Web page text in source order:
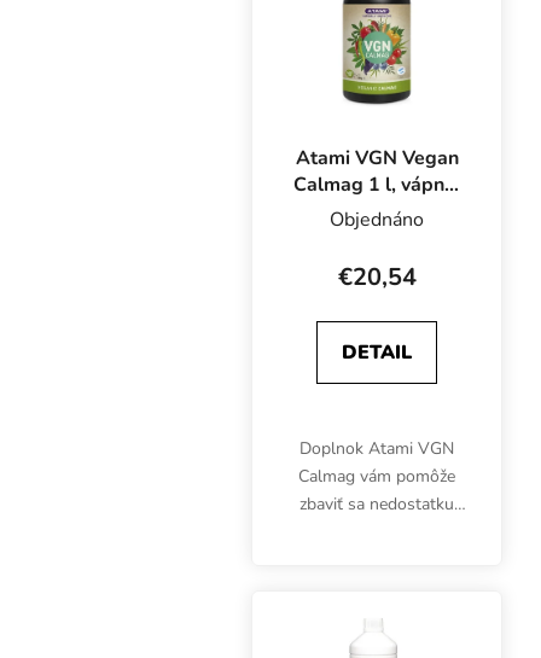
pomáha...
Atami VGN Vegan
Calmag 1 l, vápnik
a horčík
Objednáno
€20,54
DETAIL
Doplnok Atami VGN
Calmag vám pomôže
zbaviť sa nedostatku
Vápnik a horčík sú
životne dôležité prvky